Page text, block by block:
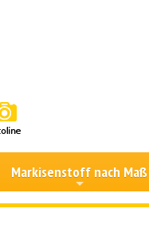
Markisenstoff nach Maß